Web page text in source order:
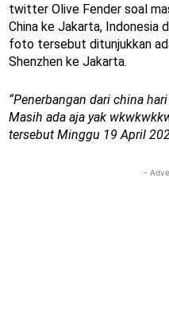
twitter Olive Fender soal
China ke Jakarta, Indonesia
foto tersebut ditunjukkan
Shenzhen ke Jakarta.
“Penerbangan dari china
Masih ada aja yak
tersebut Minggu 19 April
-